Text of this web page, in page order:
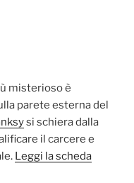
misterioso è
parete esterna del
si schiera dalla
il carcere e
Leggi la scheda